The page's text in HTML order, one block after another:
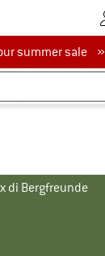
summer sale
summer sale »
di Bergfreunde